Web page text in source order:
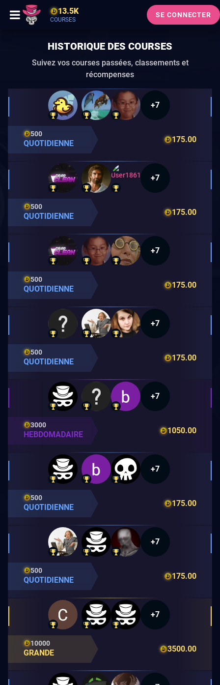
13.5K
COURSES
SE CONNECTER
HISTORIQUE DES COURSES
Suivez vos courses passées, classements et
récompenses
+7
500
QUOTIDIENNE 175.00
+7
500
QUOTIDIENNE 175.00
+7
500
QUOTIDIENNE 175.00
+7
500
QUOTIDIENNE 175.00
+7
3000
HEBDOMADAIRE 1050.00
+7
500
QUOTIDIENNE 175.00
+7
500
QUOTIDIENNE 175.00
+7
10000
GRANDE 3500.00